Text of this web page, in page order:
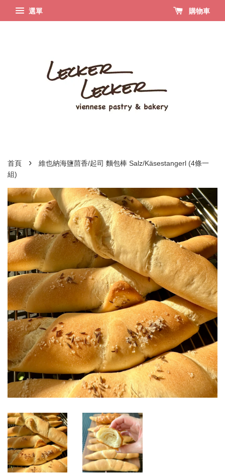
選單 購物車
首頁 ›
維也納海鹽茴香/起司 麵包棒 Salz/Käsestangerl (4條一
組)